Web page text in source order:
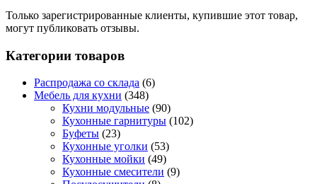
Только зарегистрированные клиенты, купившие этот товар,
могут публиковать отзывы.
Категории товаров
Распродажа со склада (6)
Мебель для кухни (348)
Кухни модульные (90)
Кухонные гарнитуры (102)
Буфеты (23)
Кухонные уголки (53)
Кухонные мойки (49)
Кухонные смесители (9)